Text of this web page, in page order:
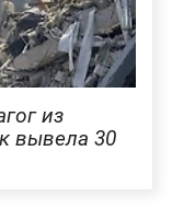
из
вывела 30